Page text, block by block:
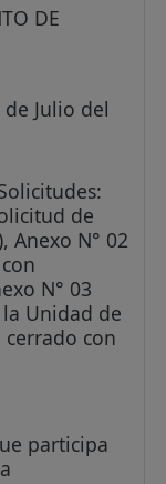
DE
Julio del
de
Anexo N° 02
N° 03
Unidad de
con
participa